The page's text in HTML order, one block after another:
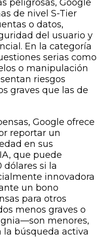
peligrosas, Google
de nivel S-Tier
o datos,
del usuario y
En la categoría
serias como
o manipulación
riesgos
graves que las de
Google ofrece
reportar un
en sus
que puede
si la
innovadora
un bono
para otros
menos graves o
menores,
búsqueda activa